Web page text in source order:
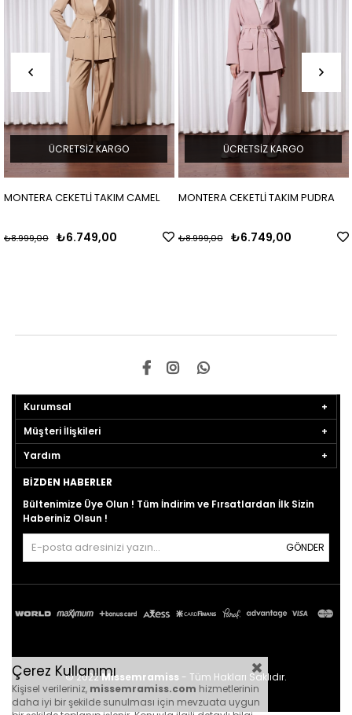
MONTERA CEKETLİ TAKIM CAMEL
₺6.749,00
₺8.999,00
ÜCRETSIZ KARGO
MONTERA CEKETLİ TAKIM PUDRA
₺6.749,00
₺8.999,00
ÜCRETSIZ KARGO
Kurumsal
Müşteri İlişkileri
Yardım
BIZDEN HABERLER
Bültenimize Üye Olun ! Tüm İndirim ve Fırsatlardan İlk Sizin
Haberiniz Olsun !
GÖNDER
© 2022Missemramiss - Tüm Hakları Saklıdır.
Çerez Kullanımı
Kişisel verileriniz, missemramiss.com hizmetlerinin
daha iyi bir şekilde sunulması için mevzuata uygun